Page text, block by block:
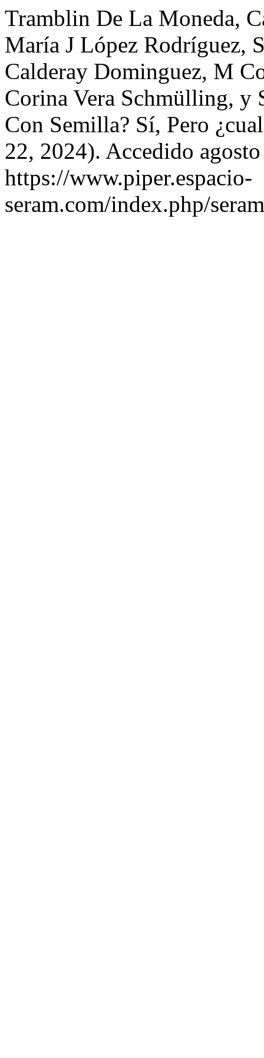
Tramblin De La Moneda,
María J López Rodríguez,
Calderay Dominguez, M
Corina Vera Schmülling, y
Con Semilla? Sí, Pero
22, 2024). Accedido
https://www.piper.espacio-
seram.com/index.php/